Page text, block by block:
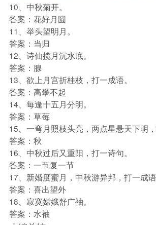
10、中秋菊开。
答案：花好月圆
11、举头望明月。
答案：当归
12、诗仙揽月沉水底。
答案：腺
13、欲上月宫折桂枝，打一成语。
答案：高攀不起
14、每逢十五月分明。
答案：草莓
15、一弯月照枝头亮，两点星悬天下明，
答案：秋
16、中秋过后又重阳，打一诗句。
答案：一节复一节
17、新婚度蜜月，中秋游异邦，打一成语
答案：喜出望外
18、寂寞嫦娥舒广袖。
答案：水袖